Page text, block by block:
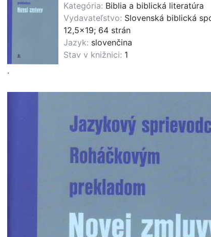
.
Kategória: Biblia a biblická literatúra
Vydavateľstvo: Slovenská biblická
12,5x19; 64 strán
Jazyk: slovenčina
Stav v knižnici: 1